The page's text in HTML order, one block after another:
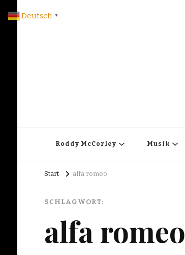
Roddy McCorley Musik
Start alfa romeo
SCHLAGWORT:
alfa romeo
Deutsch ▼